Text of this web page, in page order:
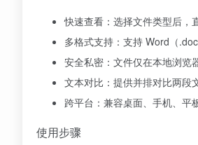
快速查看：选择文件类型后，
多格式支持：支持 Word（
安全私密：文件仅在本地浏览
文本对比：提供并排对比两段
跨平台：兼容桌面、手机、平
使用步骤